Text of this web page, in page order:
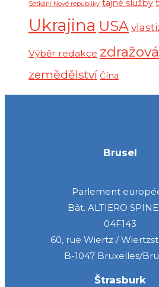
Setkání Nové republiky tajné služby
Ukrajina USA
Výběr redakce
zemědělství Čína
Brusel
Parlement
Bât. ALTIERO
04F143
60, rue Wiertz /
B-1047 Bruxelles/
Štrasburk